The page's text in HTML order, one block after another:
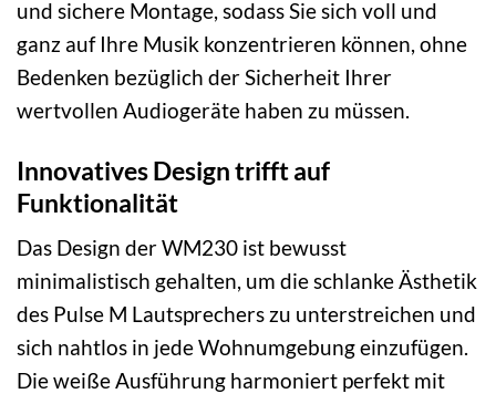
und sichere Montage, sodass Sie sich voll und
ganz auf Ihre Musik konzentrieren können, ohne
Bedenken bezüglich der Sicherheit Ihrer
wertvollen Audiogeräte haben zu müssen.
Innovatives Design trifft auf
Funktionalität
Das Design der WM230 ist bewusst
minimalistisch gehalten, um die schlanke Ästhetik
des Pulse M Lautsprechers zu unterstreichen und
sich nahtlos in jede Wohnumgebung einzufügen.
Die weiße Ausführung harmoniert perfekt mit